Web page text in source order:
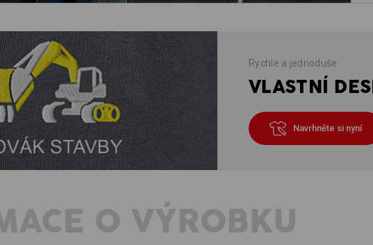
Rychle a jednoduše
VLASTNÍ
Navrhněte si nyní
O VÝROBKU